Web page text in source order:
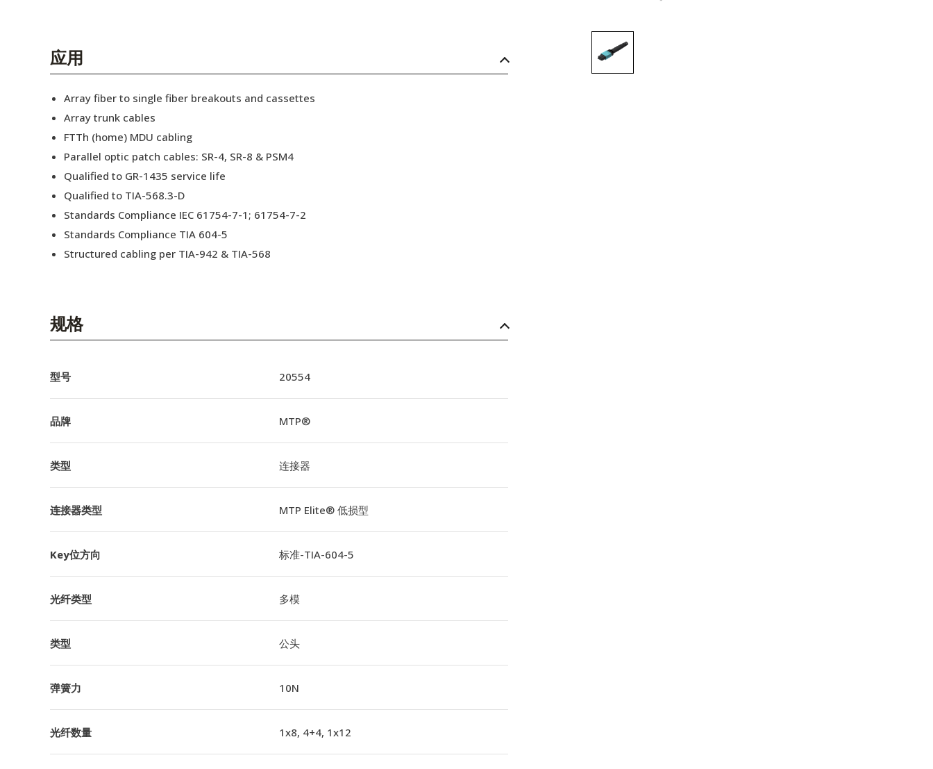
应用
Array fiber to single fiber breakouts and cassettes
Array trunk cables
FTTh (home) MDU cabling
Parallel optic patch cables: SR-4, SR-8 & PSM4
Qualified to GR-1435 service life
Qualified to TIA-568.3-D
Standards Compliance IEC 61754-7-1; 61754-7-2
Standards Compliance TIA 604-5
Structured cabling per TIA-942 & TIA-568
规格
型号 20554
品牌 MTP®
类型 连接器
连接器类型 MTP Elite® 低损型
Key位方向 标准-TIA-604-5
光纤类型 多模
类型 公头
弹簧力 10N
光纤数量 1x8, 4+4, 1x12